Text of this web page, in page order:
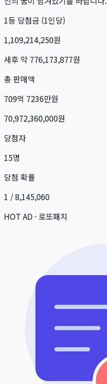
1등 당첨금 (1인당)
1,109,214,250원
세후 약 776,173,877원
총 판매액
709억 7236만원
70,972,360,000원
당첨자
15명
당첨 확률
1 / 8,145,060
HOT AD · 로또패치